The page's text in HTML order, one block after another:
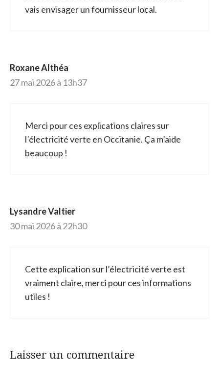
vais envisager un fournisseur local.
Roxane Althéa
27 mai 2026 à 13h37
Merci pour ces explications claires sur
l’électricité verte en Occitanie. Ça m’aide
beaucoup !
Lysandre Valtier
30 mai 2026 à 22h30
Cette explication sur l’électricité verte est
vraiment claire, merci pour ces informations
utiles !
Laisser un commentaire